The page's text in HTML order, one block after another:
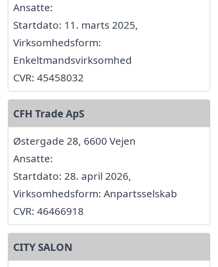
Ansatte:
Startdato: 11. marts 2025,
Virksomhedsform:
Enkeltmandsvirksomhed
CVR: 45458032
CFH Trade ApS
Østergade 28, 6600 Vejen
Ansatte:
Startdato: 28. april 2026,
Virksomhedsform: Anpartsselskab
CVR: 46466918
CITY SALON